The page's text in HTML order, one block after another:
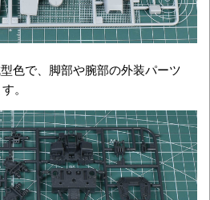
色で、脚部や腕部の外装パーツ
。